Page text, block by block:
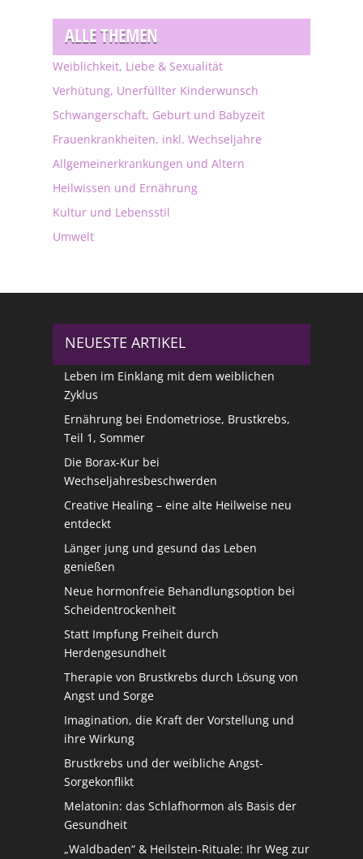
ALLE THEMEN
Weiblichkeit, Liebe & Sexualität
Verhütung, Unerfüllter Kinderwunsch
Schwangerschaft, Geburt und Babyzeit
Frauenkrankheiten, inkl. Wechseljahre
Allgemeinerkrankungen und Altern
Heilwissen und Ernährung
Kultur und Lebensstil
Umwelt
NEUESTE ARTIKEL
Leben im Einklang mit dem weiblichen
Zyklus
Ernährung bei Endometriose, Brustkrebs,
Teil 1, Sommer
Die Borax-Kur bei
Wechseljahresbeschwerden
Creative Healing – eine alte Heilweise neu
entdeckt
Länger jung und gesund das Leben
genießen
Neue hormonfreie Behandlungsoption bei
Scheidentrockenheit
Statt Impfung Freiheit durch
Herdengesundheit
Therapie von Brustkrebs durch Lösung von
Angst und Sorge
Imagination, die Kraft der Vorstellung und
ihre Wirkung
Brustkrebs und der weibliche Angst-
Sorgekonflikt
Melatonin: das Schlafhormon als Basis der
Gesundheit
„Waldbaden“ & Heilstein-Rituale: Ihr Weg zur